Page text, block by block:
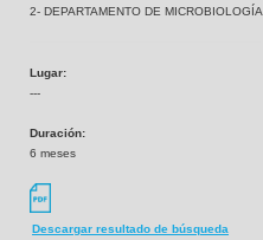
2- DEPARTAMENTO DE MICROBIOLOGÍA
Lugar:
---
Duración:
6 meses
Descargar resultado de búsqueda